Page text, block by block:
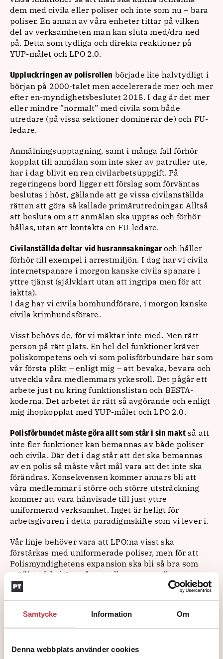
Samtycke Information Om
Denna webbplats använder cookies
dem med civila eller poliser och inte som nu – bara
poliser. En annan av våra enheter tittar på vilken
del av verksamheten man kan sluta med/dra ned
på. Detta som tydliga och direkta reaktioner på
YUP-målet och LPO 2.0.
Uppluckringen av polisrollen började lite halvtydligt i
början på 2000-talet men accelererade mer och mer
efter en-myndighetsbeslutet 2015. I dag är det mer
eller mindre ”normalt” med civila som både
utredare (på vissa sektioner dominerar de) och FU-
ledare.
Anmälningsupptagning, samt i många fall förhör
kopplat till anmälan som inte sker av patruller ute,
har i dag blivit en ren civilarbetsuppgift. På
regeringens bord ligger ett förslag som förväntas
beslutas i höst, gällande att ge vissa civilanställda
rätten att göra så kallade primärutredningar. Alltså
att besluta om att anmälan ska upptas och förhör
hållas, utan att kontakta en FU-ledare.
Civilanställda deltar vid husrannsakningaroch håller
förhör till exempel i arrestmiljön. I dag har vi civila
internetspanare i morgon kanske civila spanare i
yttre tjänst (självklart utan att ingripa men för att
iaktta).
I dag har vi civila bomhundförare, i morgon kanske
civila krimhundsförare.
Visst behövs de, för vi mäktar inte med. Men rätt
person på rätt plats. En hel del funktioner kräver
poliskompetens och vi som polisförbundare har som
vår första plikt – enligt mig – att bevaka, bevara och
utveckla våra medlemmars yrkesroll. Det pågår ett
arbete just nu kring funktionslistan och BESTA-
koderna. Det arbetet är rätt så avgörande och enligt
mig ihopkopplat med YUP-målet och LPO 2.0.
Polisförbundet måste göra allt som står i sin makt så att
inte fler funktioner kan bemannas av både poliser
och civila. Där det i dag står att det ska bemannas
av en polis så måste vårt mål vara att det inte ska
förändras. Konsekvensen kommer annars bli att
våra medlemmar i större och större utsträckning
kommer att vara hänvisade till just yttre
uniformerad verksamhet. Inget är heligt för
arbetsgivaren i detta paradigmskifte som vi lever i.
Vår linje behöver vara att LPO:na visst ska
förstärkas med uniformerade poliser, men för att
Polismyndighetens expansion ska bli så bra som
möjligt så behövs våra medlemmars unika
kompetens även vid inre polisiärt arbete där de tar
och förstått vad som är möjligt i verkligheten och
vad som är svårt. Som mött alla typer av människor
vittnen.